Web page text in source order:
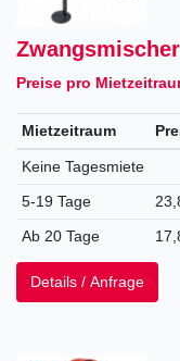
Preise pro
Mietzeitraum
Keine Tagesmiete
5-19 Tage
Ab 20 Tage
Details / Anfrage